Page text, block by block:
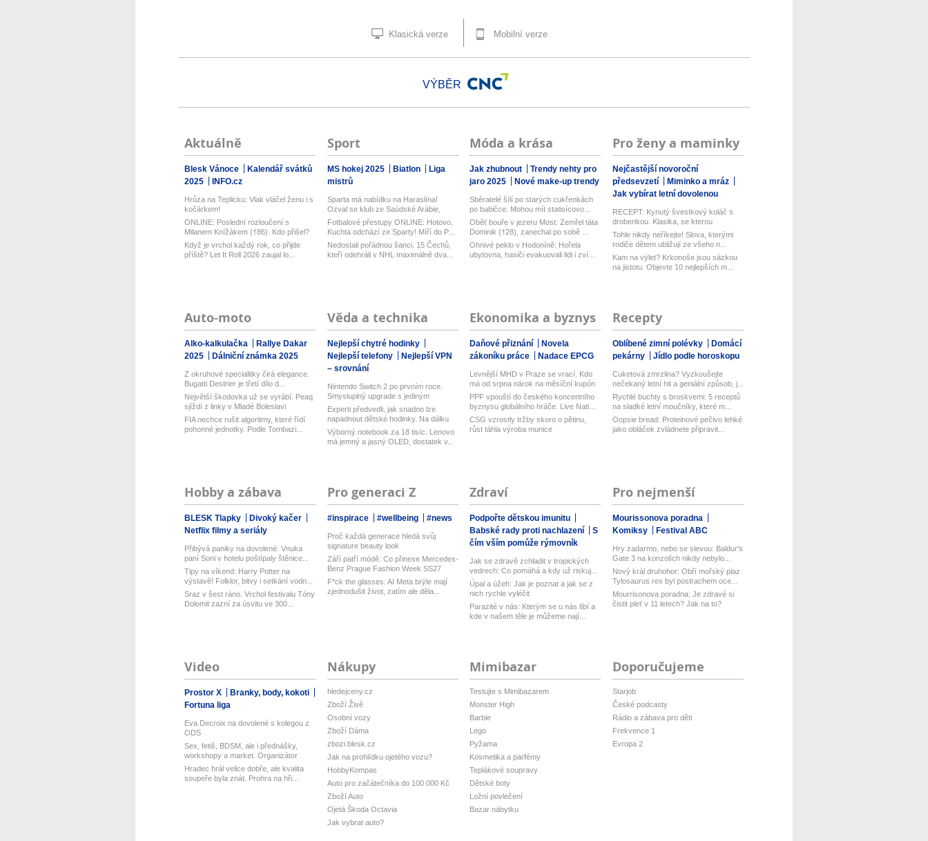
Klasická verze Mobilní verze
VÝBĚR
Aktuálně
Blesk Vánoce
Kalendář svátků
2025
INFO.cz
Hrůza na Teplicku: Vlak vláčel ženu i s
kočárkem!
ONLINE: Poslední rozloučení s
Milanem Knížákem (†86). Kdo přišel?
Když je vrchol každý rok, co přijde
příště? Let It Roll 2026 zaujal lo...
Sport
MS hokej 2025 Biatlon
Liga
mistrů
Sparta má nabídku na Haraslína!
Ozval se klub ze Saúdské Arábie,
jedná...
Fotbalové přestupy ONLINE: Hotovo,
Kuchta odchází ze Sparty! Míří do P...
Nedostali pořádnou šanci. 15 Čechů,
kteří odehráli v NHL maximálně dva...
Móda a krása
Jak zhubnout
Trendy nehty pro
jaro 2025
Nové make-up trendy
Sběratelé šílí po starých cukřenkách
po babičce: Mohou mít statisícovo...
Oběť bouře v jezeru Most: Zemřel táta
Dominik (†28), zanechal po sobě ...
Ohnivé peklo v Hodoníně: Hořela
ubytovna, hasiči evakuovali lidi i zví...
Pro ženy a maminky
Nejčastější novoroční
předsevzetí
Miminko a mráz
Jak vybírat letní dovolenou
RECEPT: Kynutý švestkový koláč s
drobenkou. Klasika, se kterou
zaboduj...
Tohle nikdy neříkejte! Slova, kterými
rodiče dětem ubližují ze všeho n...
Kam na výlet? Krkonoše jsou sázkou
na jistotu. Objevte 10 nejlepších m...
Auto-moto
Alko-kalkulačka
Rallye Dakar
2025
Dálniční známka 2025
Z okruhové specialitky čirá elegance.
Bugatti Destrier je třetí dílo d...
Největší škodovka už se vyrábí. Peaq
sjíždí z linky v Mladé Boleslavi
FIA nechce rušit algoritmy, které řídí
pohonné jednotky. Podle Tombazi...
Věda a technika
Nejlepší chytré hodinky
Nejlepší telefony
Nejlepší VPN
– srovnání
Nintendo Switch 2 po prvním roce.
Smysluplný upgrade s jediným
důležit...
Experti předvedli, jak snadno lze
napadnout dětské hodinky. Na dálku
z...
Výborný notebook za 18 tisíc. Lenovo
má jemný a jasný OLED, dostatek v...
Ekonomika a byznys
Daňové přiznání
Novela
zákoníku práce
Nadace EPCG
Levnější MHD v Praze se vrací. Kdo
má od srpna nárok na měsíční kupón
...
PPF vpouští do českého koncertního
byznysu globálního hráče. Live Nati...
CSG vzrostly tržby skoro o pětinu,
růst táhla výroba munice
Recepty
Oblíbené zimní polévky
Domácí
pekárny
Jídlo podle horoskopu
Cuketová zmrzlina? Vyzkoušejte
nečekaný letní hit a geniální způsob, j...
Rychlé buchty s broskvemi: 5 receptů
na sladké letní moučníky, které m...
Oopsie bread: Proteinové pečivo lehké
jako obláček zvládnete připravit...
Hobby a zábava
BLESK Tlapky
Divoký kačer
Netflix filmy a seriály
Přibývá paniky na dovolené: Vnuka
paní Soni v hotelu poštípaly štěnice...
Tipy na víkend: Harry Potter na
výstavě! Folklor, bitvy i setkání vodn...
Sraz v šest ráno. Vrchol festivalu Tóny
Dolomit zazní za úsvitu ve 300...
Pro generaci Z
#inspirace #wellbeing #news
Proč každá generace hledá svůj
signature beauty look
Září patří módě: Co přinese Mercedes-
Benz Prague Fashion Week SS27
F*ck the glasses: AI Meta brýle mají
zjednodušit život, zatím ale děla...
Zdraví
Podpořte dětskou imunitu
Babské rady proti nachlazení
S
čím vším pomůže rýmovník
Jak se zdravě zchladit v tropických
vedrech: Co pomáhá a kdy už riskuj...
Úpal a úžeh: Jak je poznat a jak se z
nich rychle vyléčit
Parazité v nás: Kterým se u nás líbí a
kde v našem těle je můžeme nají...
Pro nejmenší
Mourissonova poradna
Komiksy
Festival ABC
Hry zadarmo, nebo se slevou: Baldur's
Gate 3 na konzolích nikdy nebylo...
Nový král druhohor: Obří mořský plaz
Tylosaurus rex byl postrachem oce...
Mourrisonova poradna: Je zdravé si
čistit pleť v 11 letech? Jak na to?
Video
Prostor X
Branky, body, kokoti
Fortuna liga
Eva Decroix na dovolené s kolegou z
ODS
Sex, fetiš, BDSM, ale i přednášky,
workshopy a market. Organizátor
Pra...
Hradec hrál velice dobře, ale kvalita
soupeře byla znát. Prohra na hři...
Nákupy
hledejceny.cz
Zboží Živě
Osobní vozy
Zboží Dáma
zbozi.blesk.cz
Jak na prohlídku ojetého vozu?
HobbyKompas
Auto pro začátečníka do 100 000 Kč
Zboží Auto
Ojetá Škoda Octavia
Jak vybrat auto?
Mimibazar
Testujte s Mimibazarem
Monster High
Barbie
Lego
Pyžama
Kosmetika a parfémy
Teplákové soupravy
Dětské boty
Ložní povlečení
Bazar nábytku
Doporučujeme
Starjob
České podcasty
Rádio a zábava pro děti
Frekvence 1
Evropa 2